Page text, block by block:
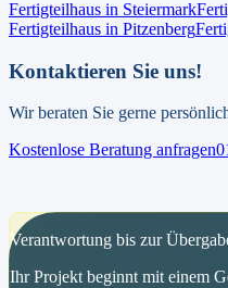
Fertigteilhaus in Steiermark
Fertigteilhaus in Pitzenberg
Kontaktieren Sie uns!
Wir beraten Sie gerne
Kostenlose Beratung anfragen
Verantwortung bis zur
Ihr Projekt beginnt mit einem